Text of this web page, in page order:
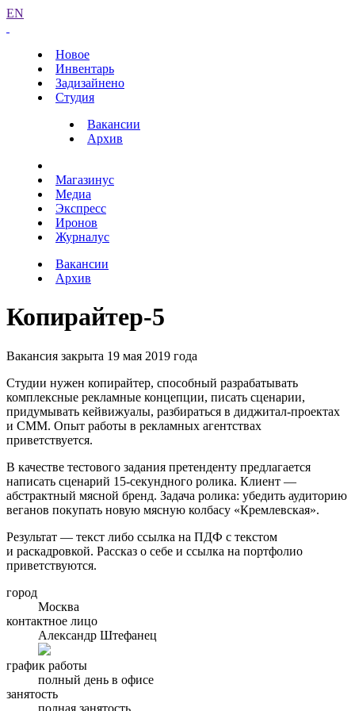
EN
Новое
Инвентарь
Задизайнено
Студия
Вакансии
Архив
Магазинус
Медиа
Экспресс
Иронов
Журналус
Вакансии
Архив
Копирайтер-5
Вакансия закрыта 19 мая 2019 года
Студии нужен копирайтер, способный разрабатывать
комплексные рекламные концепции, писать сценарии,
придумывать кейвижуалы, разбираться в диджитал-проектах
и СММ. Опыт работы в рекламных агентствах
приветствуется.
В качестве тестового задания претенденту предлагается
написать сценарий 15-секундного ролика. Клиент —
абстрактный мясной бренд. Задача ролика: убедить аудиторию
веганов покупать новую мясную колбасу «Кремлевская».
Результат — текст либо ссылка на ПДФ с текстом
и раскадровкой. Рассказ о себе и ссылка на портфолио
приветствуются.
город
Москва
контактное лицо
Александр Штефанец
график работы
полный день в офисе
занятость
полная занятость